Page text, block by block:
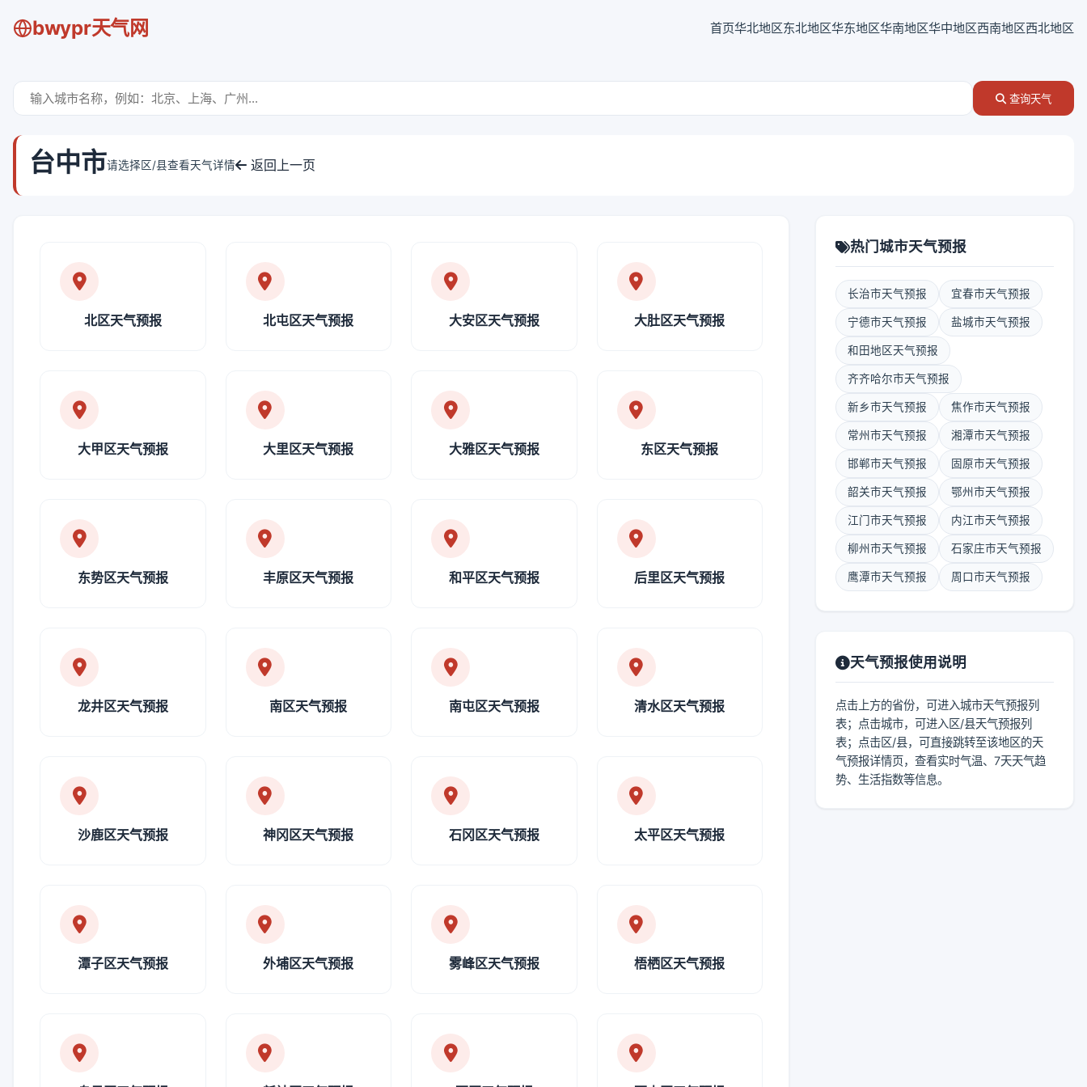
bwypr天气网 首页华北地区东北地区华东地区华南地区华中地区西南地区西北地区
查询天气
台中市请选择区/县查看天气详情 返回上一页
北区天气预报 北屯区天气预报 大安区天气预报 大肚区天气预报
大甲区天气预报 大里区天气预报 大雅区天气预报 东区天气预报
东势区天气预报 丰原区天气预报 和平区天气预报 后里区天气预报
龙井区天气预报 南区天气预报 南屯区天气预报 清水区天气预报
沙鹿区天气预报 神冈区天气预报 石冈区天气预报 太平区天气预报
潭子区天气预报 外埔区天气预报 雾峰区天气预报 梧栖区天气预报
热门城市天气预报
长治市天气预报 宜春市天气预报
宁德市天气预报 盐城市天气预报
和田地区天气预报
齐齐哈尔市天气预报
新乡市天气预报 焦作市天气预报
常州市天气预报 湘潭市天气预报
邯郸市天气预报 固原市天气预报
韶关市天气预报 鄂州市天气预报
江门市天气预报 内江市天气预报
柳州市天气预报 石家庄市天气预报
鹰潭市天气预报 周口市天气预报
天气预报使用说明
点击上方的省份，可进入城市天气预报列
表；点击城市，可进入区/县天气预报列
表；点击区/县，可直接跳转至该地区的天
气预报详情页，查看实时气温、7天天气趋
势、生活指数等信息。